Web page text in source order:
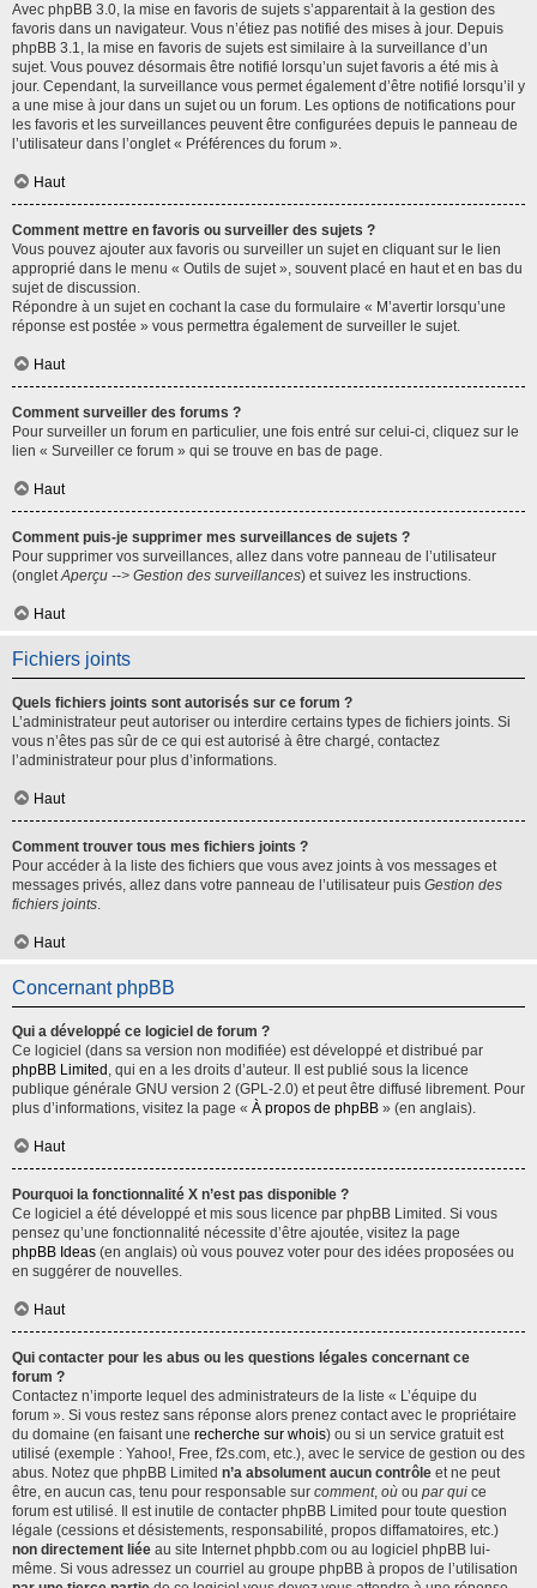
Avec phpBB 3.0, la mise en favoris de sujets s’apparentait à la gestion des
favoris dans un navigateur. Vous n’étiez pas notifié des mises à jour. Depuis
phpBB 3.1, la mise en favoris de sujets est similaire à la surveillance d’un
sujet. Vous pouvez désormais être notifié lorsqu’un sujet favoris a été mis à
jour. Cependant, la surveillance vous permet également d’être notifié lorsqu’il y
a une mise à jour dans un sujet ou un forum. Les options de notifications pour
les favoris et les surveillances peuvent être configurées depuis le panneau de
l’utilisateur dans l’onglet « Préférences du forum ».
Haut
Comment mettre en favoris ou surveiller des sujets ?
Vous pouvez ajouter aux favoris ou surveiller un sujet en cliquant sur le lien
approprié dans le menu « Outils de sujet », souvent placé en haut et en bas du
sujet de discussion.
Répondre à un sujet en cochant la case du formulaire « M’avertir lorsqu’une
réponse est postée » vous permettra également de surveiller le sujet.
Haut
Comment surveiller des forums ?
Pour surveiller un forum en particulier, une fois entré sur celui-ci, cliquez sur le
lien « Surveiller ce forum » qui se trouve en bas de page.
Haut
Comment puis-je supprimer mes surveillances de sujets ?
Pour supprimer vos surveillances, allez dans votre panneau de l’utilisateur
(ongletAperçu --> Gestion des surveillances) et suivez les instructions.
Haut
Fichiers joints
Quels fichiers joints sont autorisés sur ce forum ?
L’administrateur peut autoriser ou interdire certains types de fichiers joints. Si
vous n’êtes pas sûr de ce qui est autorisé à être chargé, contactez
l’administrateur pour plus d’informations.
Haut
Comment trouver tous mes fichiers joints ?
Pour accéder à la liste des fichiers que vous avez joints à vos messages et
messages privés, allez dans votre panneau de l’utilisateur puis Gestion des
fichiers joints.
Haut
Concernant phpBB
Qui a développé ce logiciel de forum ?
Ce logiciel (dans sa version non modifiée) est développé et distribué par
phpBB Limited , qui en a les droits d’auteur. Il est publié sous la licence
publique générale GNU version 2 (GPL-2.0) et peut être diffusé librement. Pour
plus d’informations, visitez la page « À propos de phpBB » (en anglais).
Haut
Pourquoi la fonctionnalité X n’est pas disponible ?
Ce logiciel a été développé et mis sous licence par phpBB Limited. Si vous
pensez qu’une fonctionnalité nécessite d’être ajoutée, visitez la page
phpBB Ideas (en anglais) où vous pouvez voter pour des idées proposées ou
en suggérer de nouvelles.
Haut
Qui contacter pour les abus ou les questions légales concernant ce
forum ?
Contactez n’importe lequel des administrateurs de la liste « L’équipe du
forum ». Si vous restez sans réponse alors prenez contact avec le propriétaire
du domaine (en faisant une recherche sur whois) ou si un service gratuit est
utilisé (exemple : Yahoo!, Free, f2s.com, etc.), avec le service de gestion ou des
abus. Notez que phpBB Limited n’a absolument aucun contrôle et ne peut
être, en aucun cas, tenu pour responsable sur comment, où ou par qui ce
forum est utilisé. Il est inutile de contacter phpBB Limited pour toute question
légale (cessions et désistements, responsabilité, propos diffamatoires, etc.)
non directement liée au site Internet phpbb.com ou au logiciel phpBB lui-
même. Si vous adressez un courriel au groupe phpBB à propos de l’utilisation